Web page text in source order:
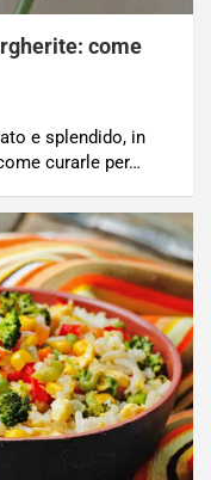
come
e splendido, in
curarle per…